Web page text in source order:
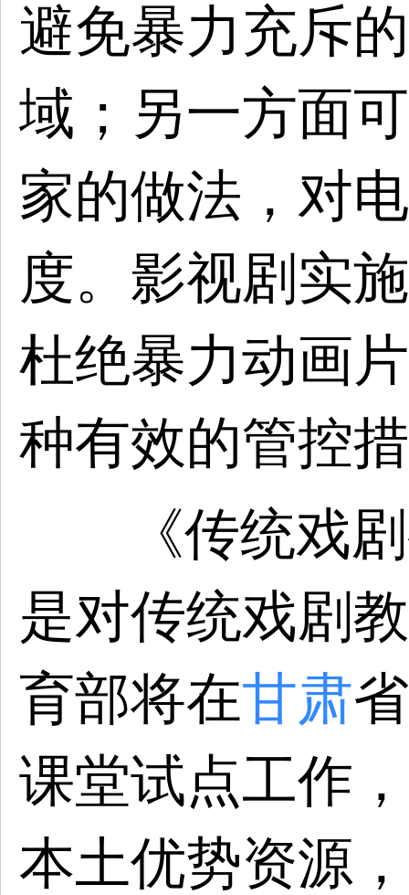
避免暴力充斥
域；另一方面
家的做法，对
度。影视剧实
杜绝暴力动画
种有效的管控
《传统戏
是对传统戏剧
育部将在甘肃
课堂试点工作
本土优势资源